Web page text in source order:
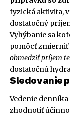
fyzická aktivita,
dostatočný
Vyhýbanie sa
pomôcť zmierniť
obmedziť príjem
dostatočnú
Sledovanie
Vedenie
zhodnotiť